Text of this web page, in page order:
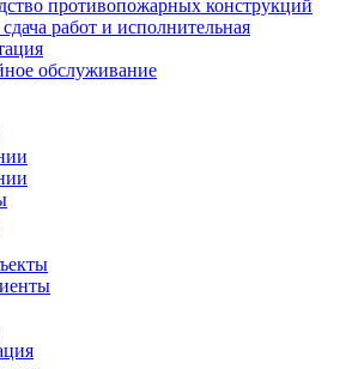
противопожарных конструкций
работ и исполнительная
обслуживание